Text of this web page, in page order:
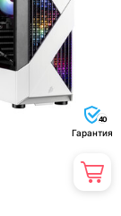
40
Гарантия